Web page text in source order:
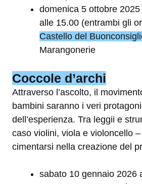
domenica 5 ottobre
alle 15.00 (entrambi gli
Castello del
Marangonerie
Coccole d’archi
Attraverso l’ascolto, il
bambini saranno i veri
dell’esperienza. Tra leggii e
caso violini, viola e violoncello
cimentarsi nella creazione del
sabato 10 gennaio 2026